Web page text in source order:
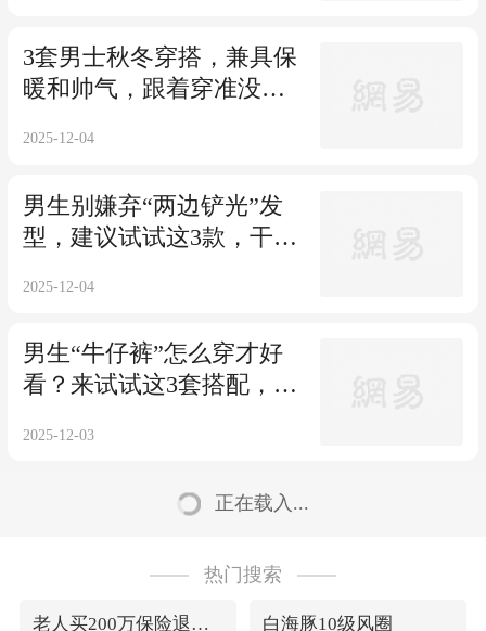
3套男士秋冬穿搭，兼具保
暖和帅气，跟着穿准没
2025-12-04
男生别嫌弃“两边铲光”发
型，建议试试这3款，干净
2025-12-04
男生“牛仔裤”怎么穿才好
看？来试试这3套搭配，是
2025-12-03
正在载入...
热门搜索
老人买200万保险退保只退108万 白海豚10级风圈